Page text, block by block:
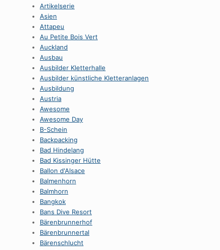
Artikelserie
Asien
Attapeu
Au Petite Bois Vert
Auckland
Ausbau
Ausbilder Kletterhalle
Ausbilder künstliche Kletteranlagen
Ausbildung
Austria
Awesome
Awesome Day
B-Schein
Backpacking
Bad Hindelang
Bad Kissinger Hütte
Ballon d'Alsace
Balmenhorn
Balmhorn
Bangkok
Bans Dive Resort
Bärenbrunnerhof
Bärenbrunnertal
Bärenschlucht